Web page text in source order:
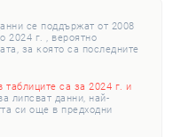
се поддържат от 2008
2024 г. , вероятно
за която са последните
са за 2024 г. и
липсват данни, най-
си още в предходни